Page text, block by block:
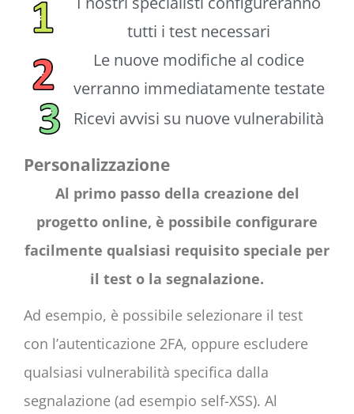
tutti i test necessari
Le nuove modifiche al codice
verranno immediatamente testate
Ricevi avvisi su nuove vulnerabilità
Personalizzazione
Al primo passo della creazione del
progetto online, è possibile configurare
facilmente qualsiasi requisito speciale per
il test o la segnalazione.
Ad esempio, è possibile selezionare il test
con l’autenticazione 2FA, oppure escludere
qualsiasi vulnerabilità specifica dalla
segnalazione (ad esempio self-XSS). Al